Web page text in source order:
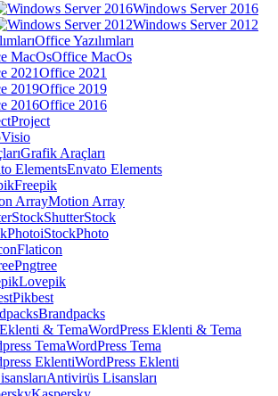
Windows Server 2016
Windows Server 2012
Office Yazılımları
Office MacOs
Office 2021
Office 2019
Office 2016
Project
Visio
Grafik Araçları
Envato Elements
Freepik
Motion Array
ShutterStock
iStockPhoto
Flaticon
Pngtree
Lovepik
Pikbest
Brandpacks
WordPress Eklenti & Tema
WordPress Tema
WordPress Eklenti
Antivirüs Lisansları